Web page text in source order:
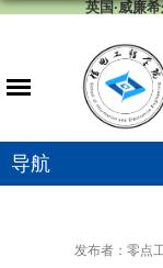
英国·威廉
导航
发布者：零点